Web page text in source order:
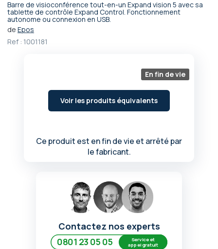
Barre de visioconférence tout-en-un Expand vision 5 avec sa
tablette de contrôle Expand Control. Fonctionnement
autonome ou connexion en USB.
de Epos
Ref : 1001181
En fin de vie
Voir les produits équivalents
Ce produit est en fin de vie et arrêté par
le fabricant.
Passer
au
début
de
Contactez nos experts
0801 23 05 05
Service et
appel gratuit